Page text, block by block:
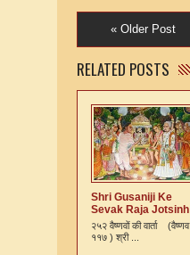
« Older Post
RELATED POSTS
Shri Gusaniji Ke
Sevak Raja Jotsinh
Ki Varta
२५२ वैष्णवों की वार्ता (वैष्णव
११७ ) श्री ...